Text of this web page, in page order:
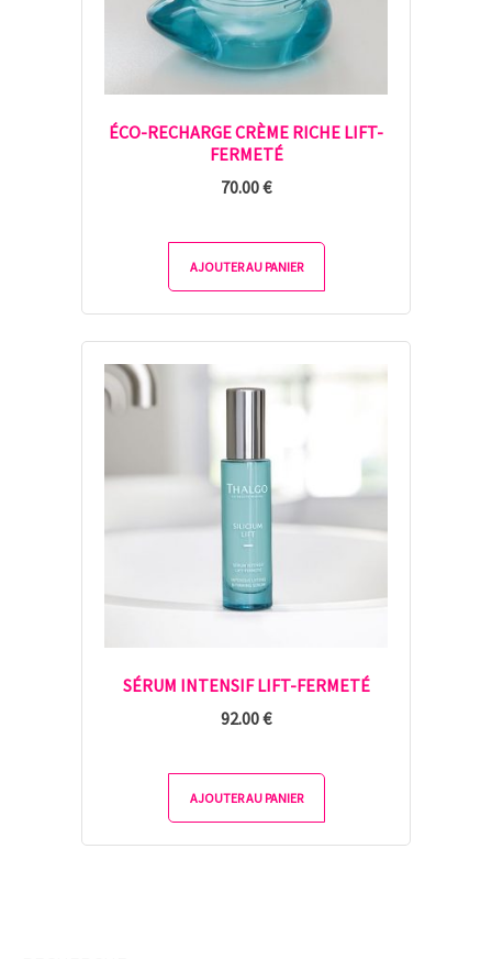
ÉCO-RECHARGE CRÈME RICHE LIFT-
FERMETÉ
70.00€
AJOUTER AU PANIER
SÉRUM INTENSIF LIFT-FERMETÉ
92.00€
AJOUTER AU PANIER